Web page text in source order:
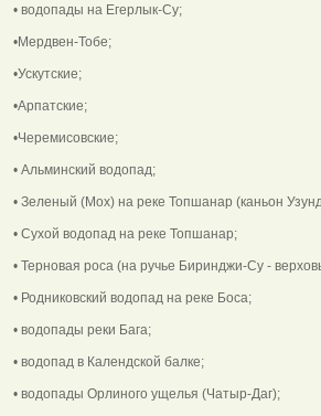
• водопады на Егерлык-Су;
•Мердвен-Тобе;
•Ускутские;
•Арпатские;
•Черемисовские;
• Альминский водопад;
• Зеленый (Мох) на реке Топшанар (каньон
• Сухой водопад на реке Топшанар;
• Терновая роса (на ручье Биринджи-Су -
• Родниковский водопад на реке Боса;
• водопады реки Бага;
• водопад в Календской балке;
• водопады Орлиного ущелья (Чатыр-Даг);